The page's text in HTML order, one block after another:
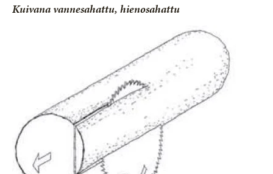
Kuivana vannesahattu, hienosahattu